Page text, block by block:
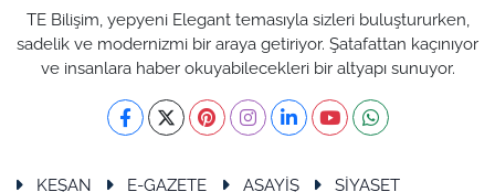
TE Bilişim, yepyeni Elegant temasıyla sizleri buluştururken,
sadelik ve modernizmi bir araya getiriyor. Şatafattan kaçınıyor
ve insanlara haber okuyabilecekleri bir altyapı sunuyor.
KEŞAN E-GAZETE ASAYİŞ
SİYASET